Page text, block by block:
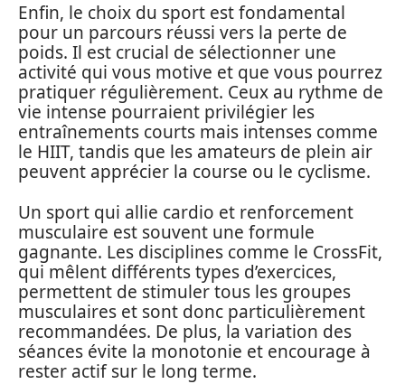
Enfin, le choix du sport est fondamental
pour un parcours réussi vers la perte de
poids. Il est crucial de sélectionner une
activité qui vous motive et que vous pourrez
pratiquer régulièrement. Ceux au rythme de
vie intense pourraient privilégier les
entraînements courts mais intenses comme
le HIIT, tandis que les amateurs de plein air
peuvent apprécier la course ou le cyclisme.
Un sport qui allie cardio et renforcement
musculaire est souvent une formule
gagnante. Les disciplines comme le CrossFit,
qui mêlent différents types d’exercices,
permettent de stimuler tous les groupes
musculaires et sont donc particulièrement
recommandées. De plus, la variation des
séances évite la monotonie et encourage à
rester actif sur le long terme.